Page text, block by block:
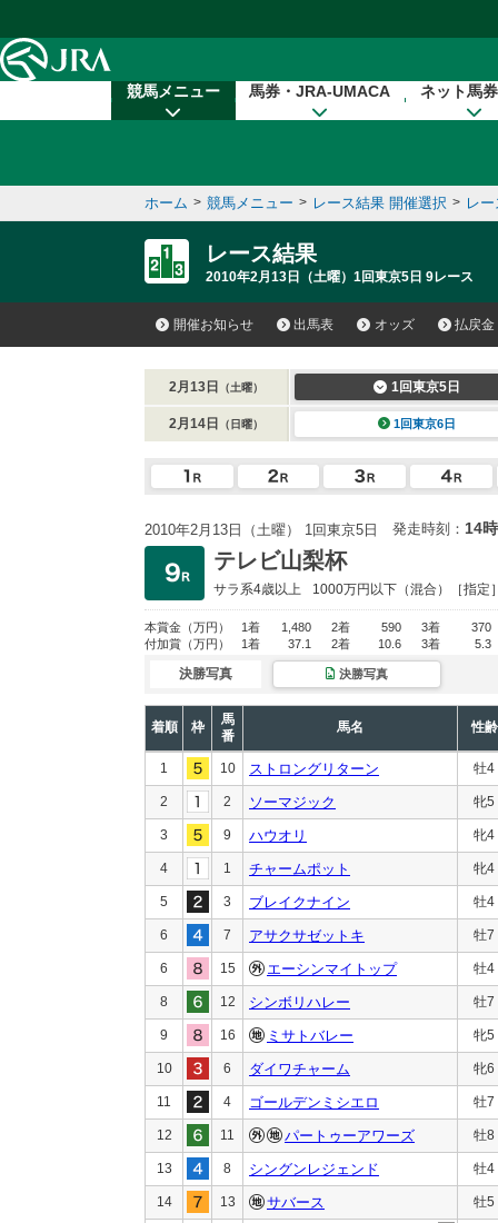
競馬メニュー 馬券・JRA-UMACA ネット馬
ホーム > 競馬メニュー > レース結果 開催選択 > レ
レース結果
2010年2月13日（土曜）1回東京5日 9レース
開催お知らせ 出馬表 オッズ 払戻金
2月13日 （土曜） 1回東京5日
2月14日 （日曜） 1回東京6日
2010年2月13日（土曜） 1回東京5日 発走時刻： 14
テレビ山梨杯
サラ系4歳以上 1000万円以下 （混合）［指定
本賞金 （万円） 1着 1,480 2着 590 3着
370
付加賞 （万円） 1着 37.1 2着 10.6 3着 5.3
決勝写真 決勝写真
着順 枠
馬
番
馬名 性齢
1 10 ストロングリターン 牡4
2 2 ソーマジック 牝5
3 9 ハウオリ 牝4
4 1 チャームポット 牝4
5 3 ブレイクナイン 牡4
6 7 アサクサゼットキ 牡7
6 15 エーシンマイトップ 牡4
8 12 シンボリハレー 牡7
9 16 ミサトバレー 牝5
10 6 ダイワチャーム 牝6
11 4 ゴールデンミシエロ 牡7
12 11 パートゥーアワーズ 牡8
13 8 シングンレジェンド 牡4
14 13 サバース 牡5